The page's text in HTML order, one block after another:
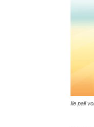
Ile pali